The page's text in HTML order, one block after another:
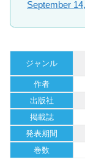
September
ジャンル
作者
出版社
掲載誌
発表期間
巻数